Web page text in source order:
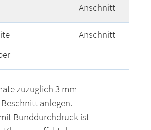
Anschnitt
Anschnitt
zuzüglich 3 mm
anlegen.
Bunddurchdruck ist